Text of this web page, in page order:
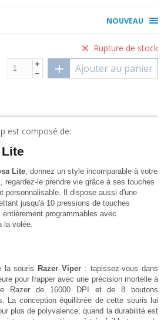
NOUVEAU
Rupture de stock
Ajouter au panier
est composé de:
Lite, donnez un style incomparable à votre
regardez-le prendre vie grâce à ses touches
personnalisable. Il dispose aussi d'une
jusqu'à 10 pressions de touches
programmables avec
la volée.
la souris Razer Viper : tapissez-vous dans
pour frapper avec une précision mortelle à
Razer de 16000 DPI et de 8 boutons
La conception équilibrée de cette souris lui
plus de polyvalence, quand la durabilité est